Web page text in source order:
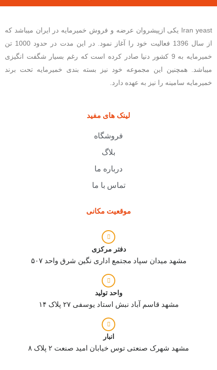
Iran yeast یکی ازپیشروان عرضه و فروش خمیرمایه در ایران میباشد که
از سال 1396 فعالیت خود را آغاز نمود. در این مدت در حدود 1000 تن
خمیرمایه به 9 کشور دنیا صادر کرده است که رغم بسیار شگفت انگیزی
میباشد. همچنین این مجموعه خود نیز بسته بندی خمیرمایه تحت برند
خمیرمایه سامینه را نیز به عهده دارد.
لینک های مفید
فروشگاه
بلاگ
درباره ما
تماس با ما
موقعیت مکانی
دفتر مرکزی
مشهد میدان سپاد مجتمع اداری نگین شرق واحد ۵۰۷
واحد تولید
مشهد قاسم آباد نبش استاد یوسفی ۲۷ پلاک ۱۴
انبار
مشهد شهرک صنعتی توس خیابان امید صنعت ۲ پلاک ۸